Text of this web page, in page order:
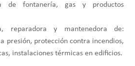
de fontanería, gas y productos
reparadora y mantenedora de:
presión, protección contra incendios,
instalaciones térmicas en edificios.